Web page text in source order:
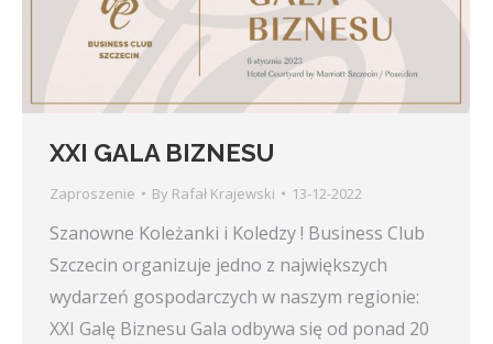
XXI GALA BIZNESU
Zaproszenie By Rafał Krajewski 13-12-2022
Szanowne Koleżanki i Koledzy ! Business Club
Szczecin organizuje jedno z największych
wydarzeń gospodarczych w naszym regionie:
XXI Galę Biznesu Gala odbywa się od ponad 20